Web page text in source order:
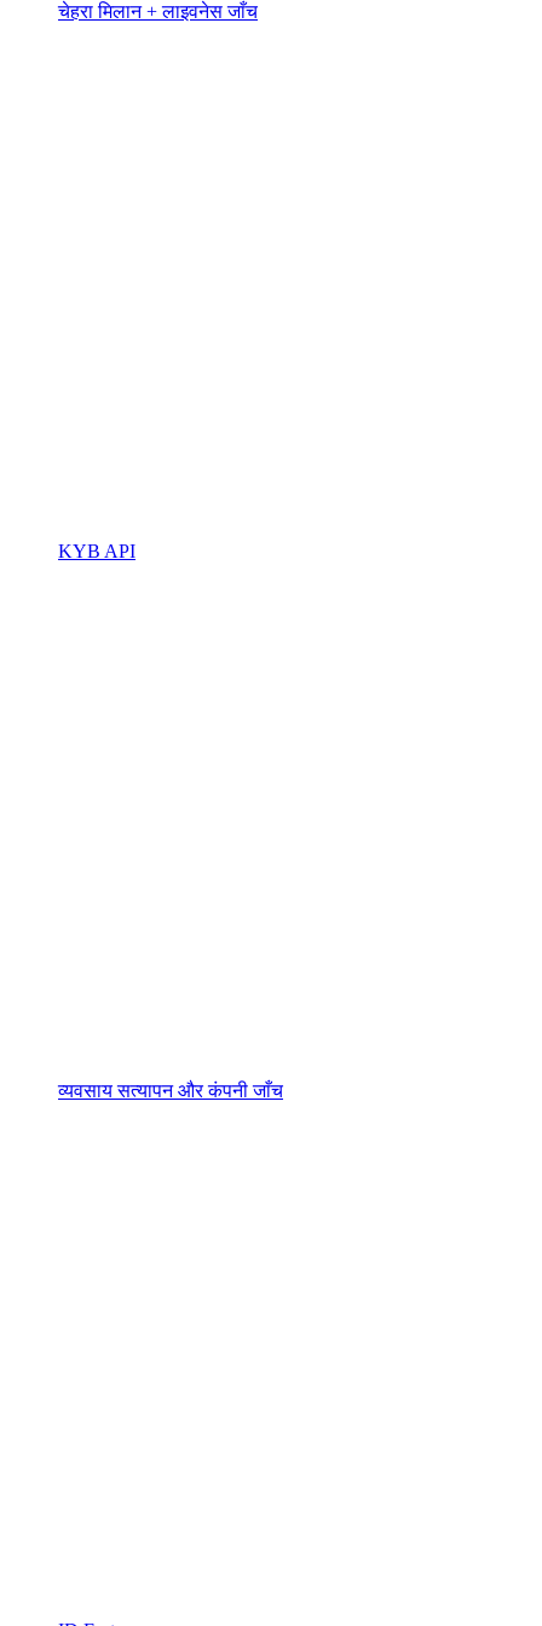
चेहरा मिलान + लाइवनेस जाँच
KYB API
व्यवसाय सत्यापन और कंपनी जाँच